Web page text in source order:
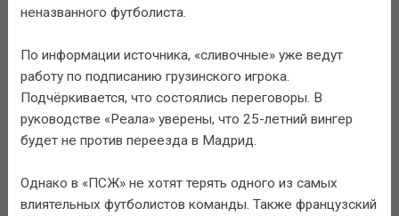
неназванного футболиста.
По информации источника, «сливочные» уже ведут
работу по подписанию грузинского игрока.
Подчёркивается, что состоялись переговоры. В
руководстве «Реала» уверены, что 25-летний вингер
будет не против переезда в Мадрид.
Однако в «ПСЖ» не хотят терять одного из самых
влиятельных футболистов команды. Также французский